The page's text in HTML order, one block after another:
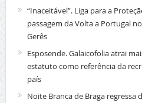
“Inaceitável”. Liga para a
passagem da Volta a Portugal
Gerês
Esposende. Galaicofolia atrai
estatuto como referência da
país
Noite Branca de Braga regressa